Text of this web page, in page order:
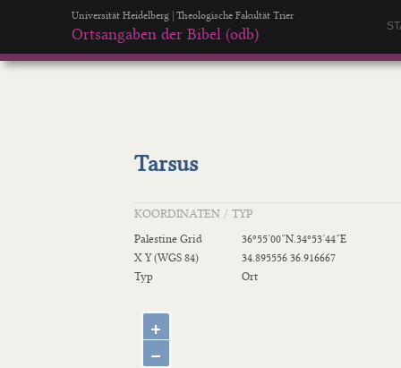
Universität Heidelberg | Theologische Fakultät Trier
Ortsangaben der Bibel (odb)
Tarsus
KOORDINATEN / TYP
Palestine Grid
36º55′00″N.34º53′44″E
X Y (WGS 84)
34.895556 36.916667
Typ
Ort
+
−